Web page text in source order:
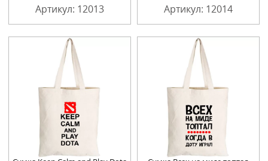
Артикул: 12013 Артикул: 12014